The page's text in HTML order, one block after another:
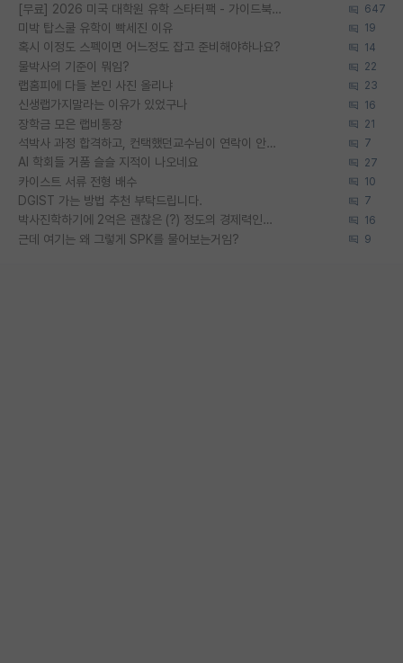
[무료] 2026 미국 대학원 유학 스타터팩 - 가이드북 & 합격자 컨택메일 템플릿 647
미박 탑스쿨 유학이 빡세진 이유 19
혹시 이정도 스펙이면 어느정도 잡고 준비해야하나요? 14
물박사의 기준이 뭐임? 22
랩홈피에 다들 본인 사진 올리냐 23
신생랩가지말라는 이유가 있었구나 16
장학금 모은 랩비통장 21
석박사 과정 합격하고, 컨택했던교수님이 연락이 안됩니다... 7
AI 학회들 거품 슬슬 지적이 나오네요 27
카이스트 서류 전형 배수 10
DGIST 가는 방법 추천 부탁드립니다. 7
박사진학하기에 2억은 괜찮은 (?) 정도의 경제력인가요 16
근데 여기는 왜 그렇게 SPK를 물어보는거임? 9